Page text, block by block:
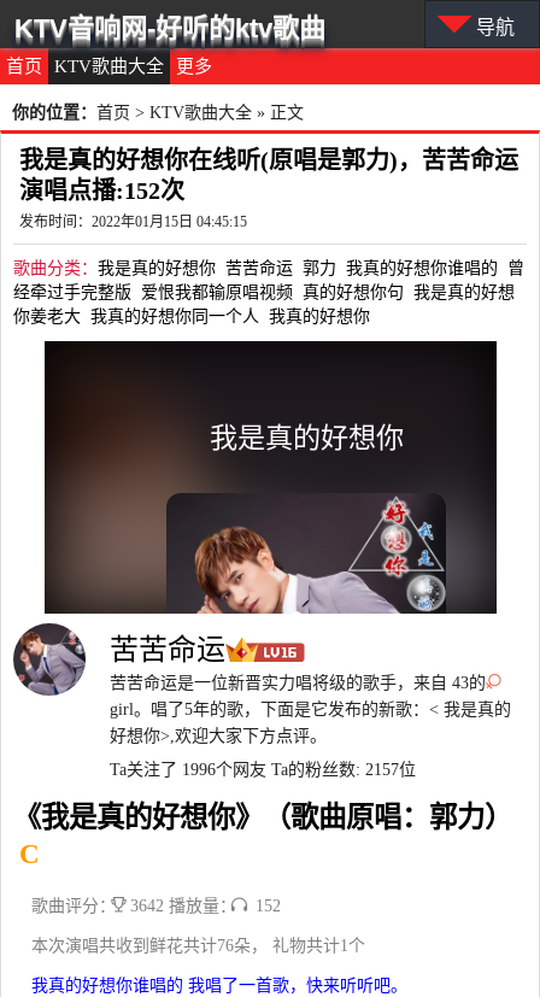
首页 KTV歌曲大全 更多
KTV音响网-好听的ktv歌曲 导航
你的位置： 首页 > KTV歌曲大全 » 正文
我是真的好想你在线听(原唱是郭力)，苦苦命运
演唱点播:152次
发布时间：2022年01月15日 04:45:15
歌曲分类： 我是真的好想你 苦苦命运 郭力 我真的好想你谁唱的
曾
经牵过手完整版
爱恨我都输原唱视频 真的好想你句 我是真的好想
你姜老大 我真的好想你同一个人 我真的好想你
苦苦命运
苦苦命运是一位新晋实力唱将级的歌手，来自 43的
girl。唱了5年的歌，下面是它发布的新歌：< 我是真的
好想你>,欢迎大家下方点评。
Ta关注了 1996个网友 Ta的粉丝数: 2157位
《我是真的好想你》（歌曲原唱：郭力）
C
歌曲评分： 3642 播放量： 152
本次演唱共收到鲜花共计76朵， 礼物共计1个
我真的好想你谁唱的 我唱了一首歌，快来听听吧。